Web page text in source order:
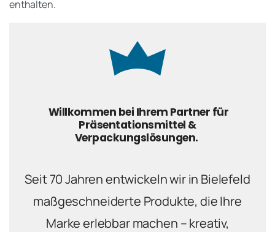
enthalten.
Willkommen bei Ihrem Partner für
Präsentationsmittel &
Verpackungslösungen.
Seit 70 Jahren entwickeln wir in Bielefeld
maßgeschneiderte Produkte, die Ihre
Marke erlebbar machen – kreativ,